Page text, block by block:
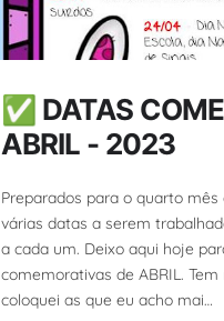
✅ DATAS
ABRIL - 2023
Preparados para o quarto
várias datas a serem
a cada um. Deixo aqui hoje
comemorativas de ABRIL.
coloquei as que eu acho mai…